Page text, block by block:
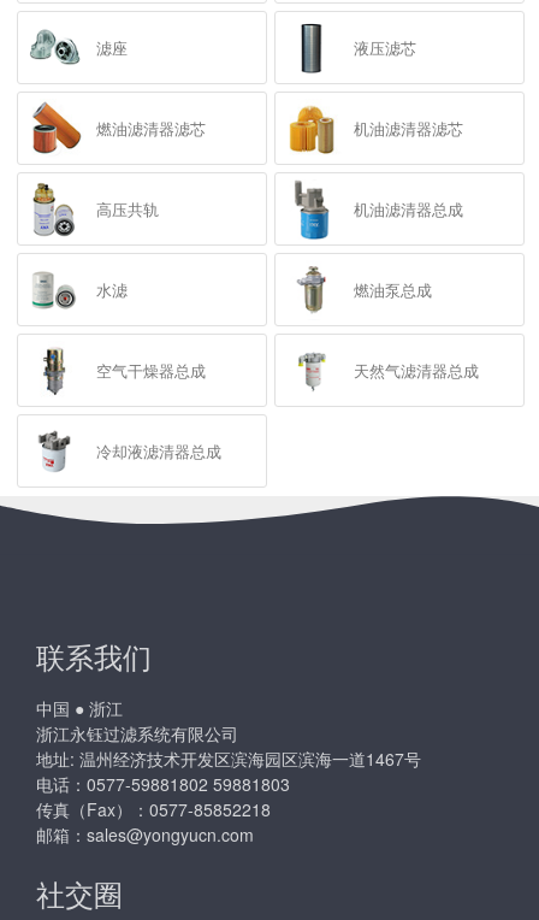
滤座 液压滤芯
燃油滤清器滤芯 机油滤清器滤芯
高压共轨 机油滤清器总成
水滤 燃油泵总成
空气干燥器总成 天然气滤清器总成
冷却液滤清器总成
联系我们
中国 ● 浙江
浙江永钰过滤系统有限公司
地址: 温州经济技术开发区滨海园区滨海一道1467号
电话：0577-59881802 59881803
传真（Fax）：0577-85852218
邮箱： sales@yongyucn.com
社交圈